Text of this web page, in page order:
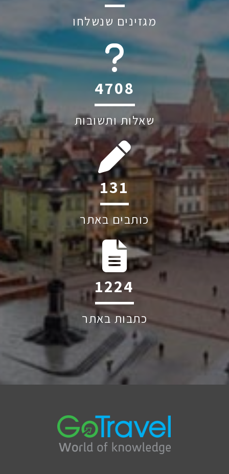
מגזינים שנשלחו
6045
שאלות ותשובות
199
כותבים באתר
1852
כתבות באתר